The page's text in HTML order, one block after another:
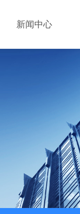
新闻中心